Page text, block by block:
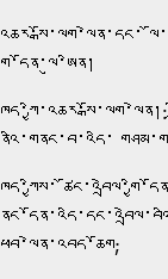
འཆར་སྒོ་ལག་ལེན་དང་
གི་དོན་ལུ་ཨིན།
ནིའི་གནང་བ་འདི་
ཁྱོད་ཀྱིས་
ཕབ་ལེན་འབད་ཆོག;